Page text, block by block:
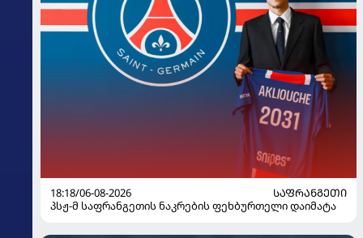
18:18/06-08-2026
ᲡᲐᲤᲠᲐᲜᲒᲔᲗᲘ
პსჟ-მ საფრანგეთის ნაკრების ფეხბურთელი დაიმატა